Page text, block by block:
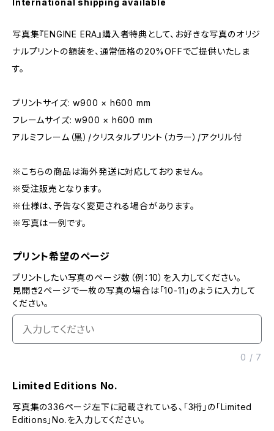
写真集『ENGINE ERA』購入者特典として、お好きな写真のオリジ
ナルプリントの額装を、通常価格の20%OFFでご提供いたしま
す。
プリントサイズ: w900 × h600 mm
フレームサイズ: w900 × h600 mm
アルミフレーム（黒）/クリスタルプリント（カラー）/アクリル付
※こちらの商品は海外発送に対応しておりません。
※受注販売となります。
※仕様は、予告なく変更される場合があります。
※写真は一例です。
プリント希望のページ
プリントしたい写真のページ数（例：10）を入力してください。
見開き2ページで一枚の写真の場合は「10-11」のように入力して
ください。
0 / 7
Limited Editions No.
写真集の336ページ左下に記載されている、「3桁」の「Limited
Editions」No.を入力してください。